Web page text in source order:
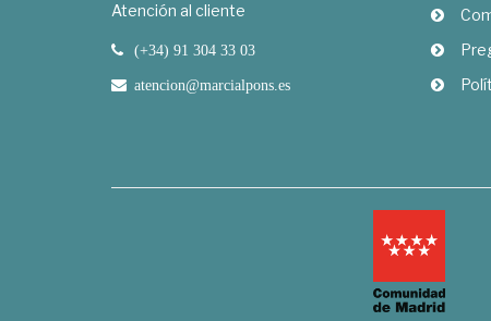
Atención al cliente
(+34) 91 304 33 03
atencion@marcialpons.es